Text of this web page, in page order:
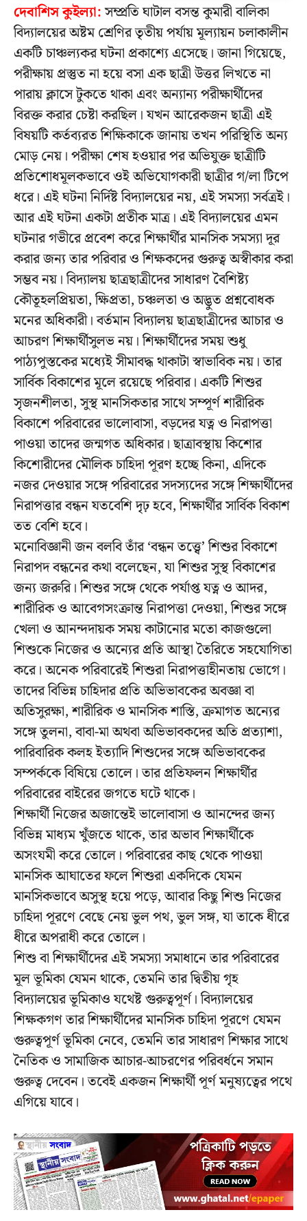
দেবাশিস কুইল্যা:সম্প্রতি ঘাটাল বসন্ত কুমারী বালিকা
বিদ্যালয়ের অষ্টম শ্রেণির তৃতীয় পর্যায় মূল্যায়ন চলাকালীন
একটি চাঞ্চল্যকর ঘটনা প্রকাশ্যে এসেছে। জানা গিয়েছে,
পরীক্ষায় প্রস্তুত না হয়ে বসা এক ছাত্রী উত্তর লিখতে না
পারায় ক্লাসে টুকতে থাকা এবং অন্যান্য পরীক্ষার্থীদের
বিরক্ত করার চেষ্টা করছিল। যখন আরেকজন ছাত্রী এই
বিষয়টি কর্তব্যরত শিক্ষিকাকে জানায় তখন পরিস্থিতি অন্য
মোড় নেয়। পরীক্ষা শেষ হওয়ার পর অভিযুক্ত ছাত্রীটি
প্রতিশোধমূলকভাবে ওই অভিযোগকারী ছাত্রীর গ/লা টিপে
ধরে। এই ঘটনা নির্দিষ্ট বিদ্যালয়ের নয়, এই সমস্যা সর্বত্রই।
আর এই ঘটনা একটা প্রতীক মাত্র। এই বিদ্যালয়ের এমন
ঘটনার গভীরে প্রবেশ করে শিক্ষার্থীর মানসিক সমস্যা দূর
করার জন্য তার পরিবার ও শিক্ষকদের গুরুত্ব অস্বীকার করা
সম্ভব নয়। বিদ্যালয় ছাত্রছাত্রীদের সাধারণ বৈশিষ্ট্য
কৌতূহলপ্রিয়তা, ক্ষিপ্রতা, চঞ্চলতা ও অদ্ভুত প্রশ্নবোধক
মনের অধিকারী। বর্তমান বিদ্যালয় ছাত্রছাত্রীদের আচার ও
আচরণ শিক্ষার্থীসুলভ নয়। শিক্ষার্থীদের সময় শুধু
পাঠ্যপুস্তকের মধ্যেই সীমাবদ্ধ থাকাটা স্বাভাবিক নয়। তার
সার্বিক বিকাশের মূলে রয়েছে পরিবার। একটি শিশুর
সৃজনশীলতা, সুস্থ মানসিকতার সাথে সম্পূর্ণ শারীরিক
বিকাশে পরিবারের ভালোবাসা, বড়দের যত্ন ও নিরাপত্তা
পাওয়া তাদের জন্মগত অধিকার। ছাত্রাবস্থায় কিশোর
কিশোরীদের মৌলিক চাহিদা পূরণ হচ্ছে কিনা, এদিকে
নজর দেওয়ার সঙ্গে পরিবারের সদস্যদের সঙ্গে শিক্ষার্থীদের
নিরাপত্তার বন্ধন যতবেশি দৃঢ় হবে, শিক্ষার্থীর সার্বিক বিকাশ
তত বেশি হবে।
মনোবিজ্ঞানী জন বলবি তাঁর ‘বন্ধন তত্ত্বে’ শিশুর বিকাশে
নিরাপদ বন্ধনের কথা বলেছেন, যা শিশুর সুস্থ বিকাশের
জন্য জরুরি। শিশুর সঙ্গে থেকে পর্যাপ্ত যত্ন ও আদর,
শারীরিক ও আবেগসংক্রান্ত নিরাপত্তা দেওয়া, শিশুর সঙ্গে
খেলা ও আনন্দদায়ক সময় কাটানোর মতো কাজগুলো
শিশুকে নিজের ও অন্যের প্রতি আস্থা তৈরিতে সহযোগিতা
করে। অনেক পরিবারেই শিশুরা নিরাপত্তাহীনতায় ভোগে।
তাদের বিভিন্ন চাহিদার প্রতি অভিভাবকের অবজ্ঞা বা
অতিসুরক্ষা, শারীরিক ও মানসিক শাস্তি, ক্রমাগত অন্যের
সঙ্গে তুলনা, বাবা-মা অথবা অভিভাবকদের অতি প্রত্যাশা,
পারিবারিক কলহ ইত্যাদি শিশুদের সঙ্গে অভিভাবকের
সম্পর্ককে বিষিয়ে তোলে। তার প্রতিফলন শিক্ষার্থীর
পরিবারের বাইরের জগতে ঘটে থাকে।
শিক্ষার্থী নিজের অজান্তেই ভালোবাসা ও আনন্দের জন্য
বিভিন্ন মাধ্যম খুঁজতে থাকে, তার অভাব শিক্ষার্থীকে
অসংযমী করে তোলে। পরিবারের কাছ থেকে পাওয়া
মানসিক আঘাতের ফলে শিশুরা একদিকে যেমন
মানসিকভাবে অসুস্থ হয়ে পড়ে, আবার কিছু শিশু নিজের
চাহিদা পূরণে বেছে নেয় ভুল পথ, ভুল সঙ্গ, যা তাকে ধীরে
ধীরে অপরাধী করে তোলে।
শিশু বা শিক্ষার্থীদের এই সমস্যা সমাধানে তার পরিবারের
মূল ভূমিকা যেমন থাকে, তেমনি তার দ্বিতীয় গৃহ
বিদ্যালয়ের ভূমিকাও যথেষ্ট গুরুত্বপূর্ণ। বিদ্যালয়ের
শিক্ষকগণ তার শিক্ষার্থীদের মানসিক চাহিদা পূরণে যেমন
গুরুত্বপূর্ণ ভূমিকা নেবে, তেমনি তার সাধারণ শিক্ষার সাথে
নৈতিক ও সামাজিক আচার-আচরণের পরিবর্ধনে সমান
গুরুত্ব দেবেন। তবেই একজন শিক্ষার্থী পূর্ণ মনুষ্যত্বের পথে
এগিয়ে যাবে।